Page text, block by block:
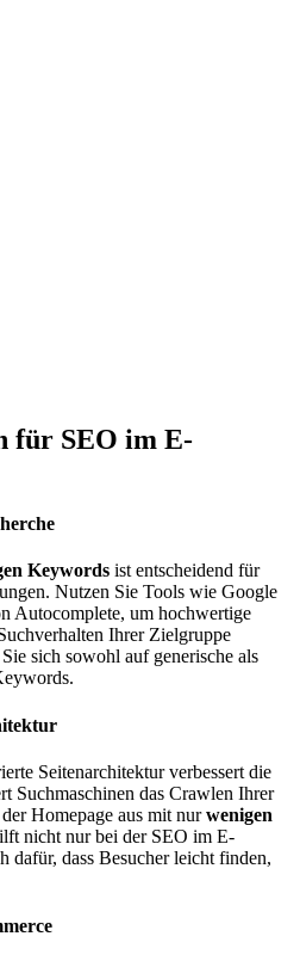
für SEO im E-
Keywords ist entscheidend für
Nutzen Sie Tools wie Google
Autocomplete, um hochwertige
Ihrer Zielgruppe
sich sowohl auf generische als
Seitenarchitektur verbessert die
Suchmaschinen das Crawlen Ihrer
Homepage aus mit nurwenigen
nicht nur bei der SEO im E-
dafür, dass Besucher leicht finden,